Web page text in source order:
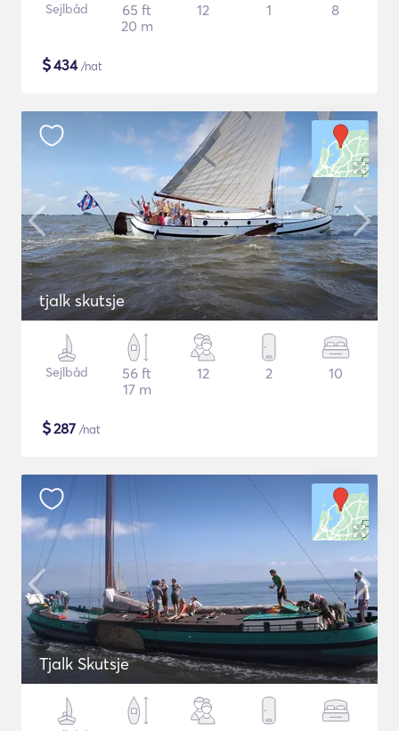
Sejlbåd
65 ft
20 m
12 1 8
$434/nat
tjalk skutsje
Sejlbåd
56 ft
17 m
12 2 10
$287 /nat
Tjalk Skutsje